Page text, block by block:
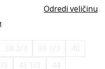
Odredi veličinu